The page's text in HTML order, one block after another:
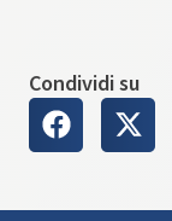
Condividi su